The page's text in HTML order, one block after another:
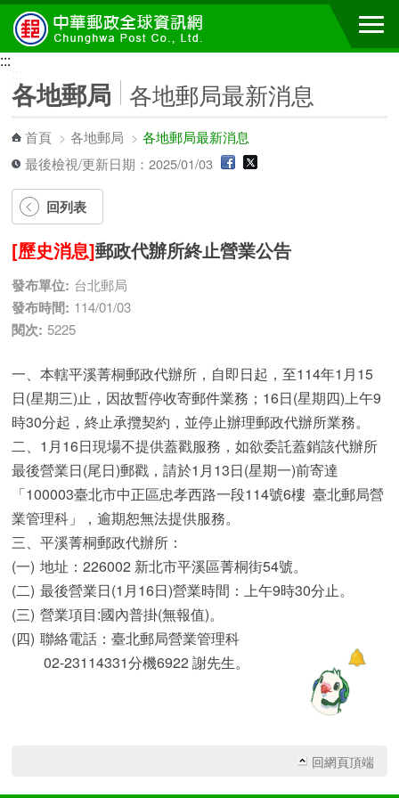
跳到主要內容區塊
:::
各地郵局 各地郵局最新消息
首頁 >各地郵局 >各地郵局最新消息
最後檢視/更新日期：2025/01/03
回列表
[歷史消息]郵政代辦所終止營業公告
發布單位: 台北郵局
發布時間: 114/01/03
閱次: 5225
一、本轄平溪菁桐郵政代辦所，自即日起，至114年1月15
日(星期三)止，因故暫停收寄郵件業務；16日(星期四)上午9
時30分起，終止承攬契約，並停止辦理郵政代辦所業務。
二、1月16日現場不提供蓋戳服務，如欲委託蓋銷該代辦所
最後營業日(尾日)郵戳，請於1月13日(星期一)前寄達
「100003臺北市中正區忠孝西路一段114號6樓 臺北郵局營
業管理科」，逾期恕無法提供服務。
三、平溪菁桐郵政代辦所：
(一) 地址：226002 新北市平溪區菁桐街54號。
(二) 最後營業日(1月16日)營業時間：上午9時30分止。
(三) 營業項目:國內普掛(無報值)。
(四) 聯絡電話：臺北郵局營業管理科
02-23114331分機6922 謝先生。
回網頁頂端